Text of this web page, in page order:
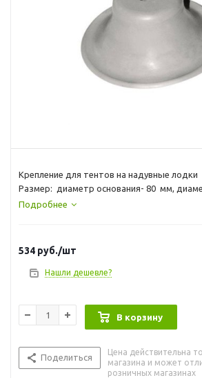
Крепление для тентов на надувные лодки
Размер: диаметр основания- 80 мм,
высота-40 мм, диамтр отверстия -8 мм
Подробнее
534 руб./шт
Нашли дешевле?
В корзину
Поделиться
Цена действительна
магазина и может
розничных магазинах